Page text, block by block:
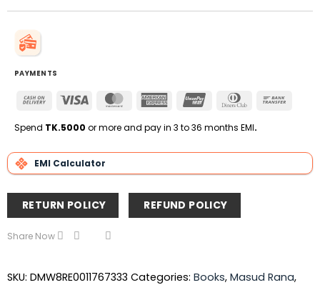
PAYMENTS
Cash
Delivery
Visa MasterCardAmerican
UnionPay
Dinners
Spend TK.5000 or more and pay in 3 to 36 months EMI.
EMI Calculator
RETURN POLICY REFUND POLICY
Share Now
SKU: DMW8RE0011767333 Categories: Books, Masud Rana,